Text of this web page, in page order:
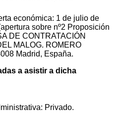
económica: 1 de julio de
sobre nº2 Proposición
DE CONTRATACIÓN
MALOG. ROMERO
Madrid, España.
a asistir a dicha
Privado.